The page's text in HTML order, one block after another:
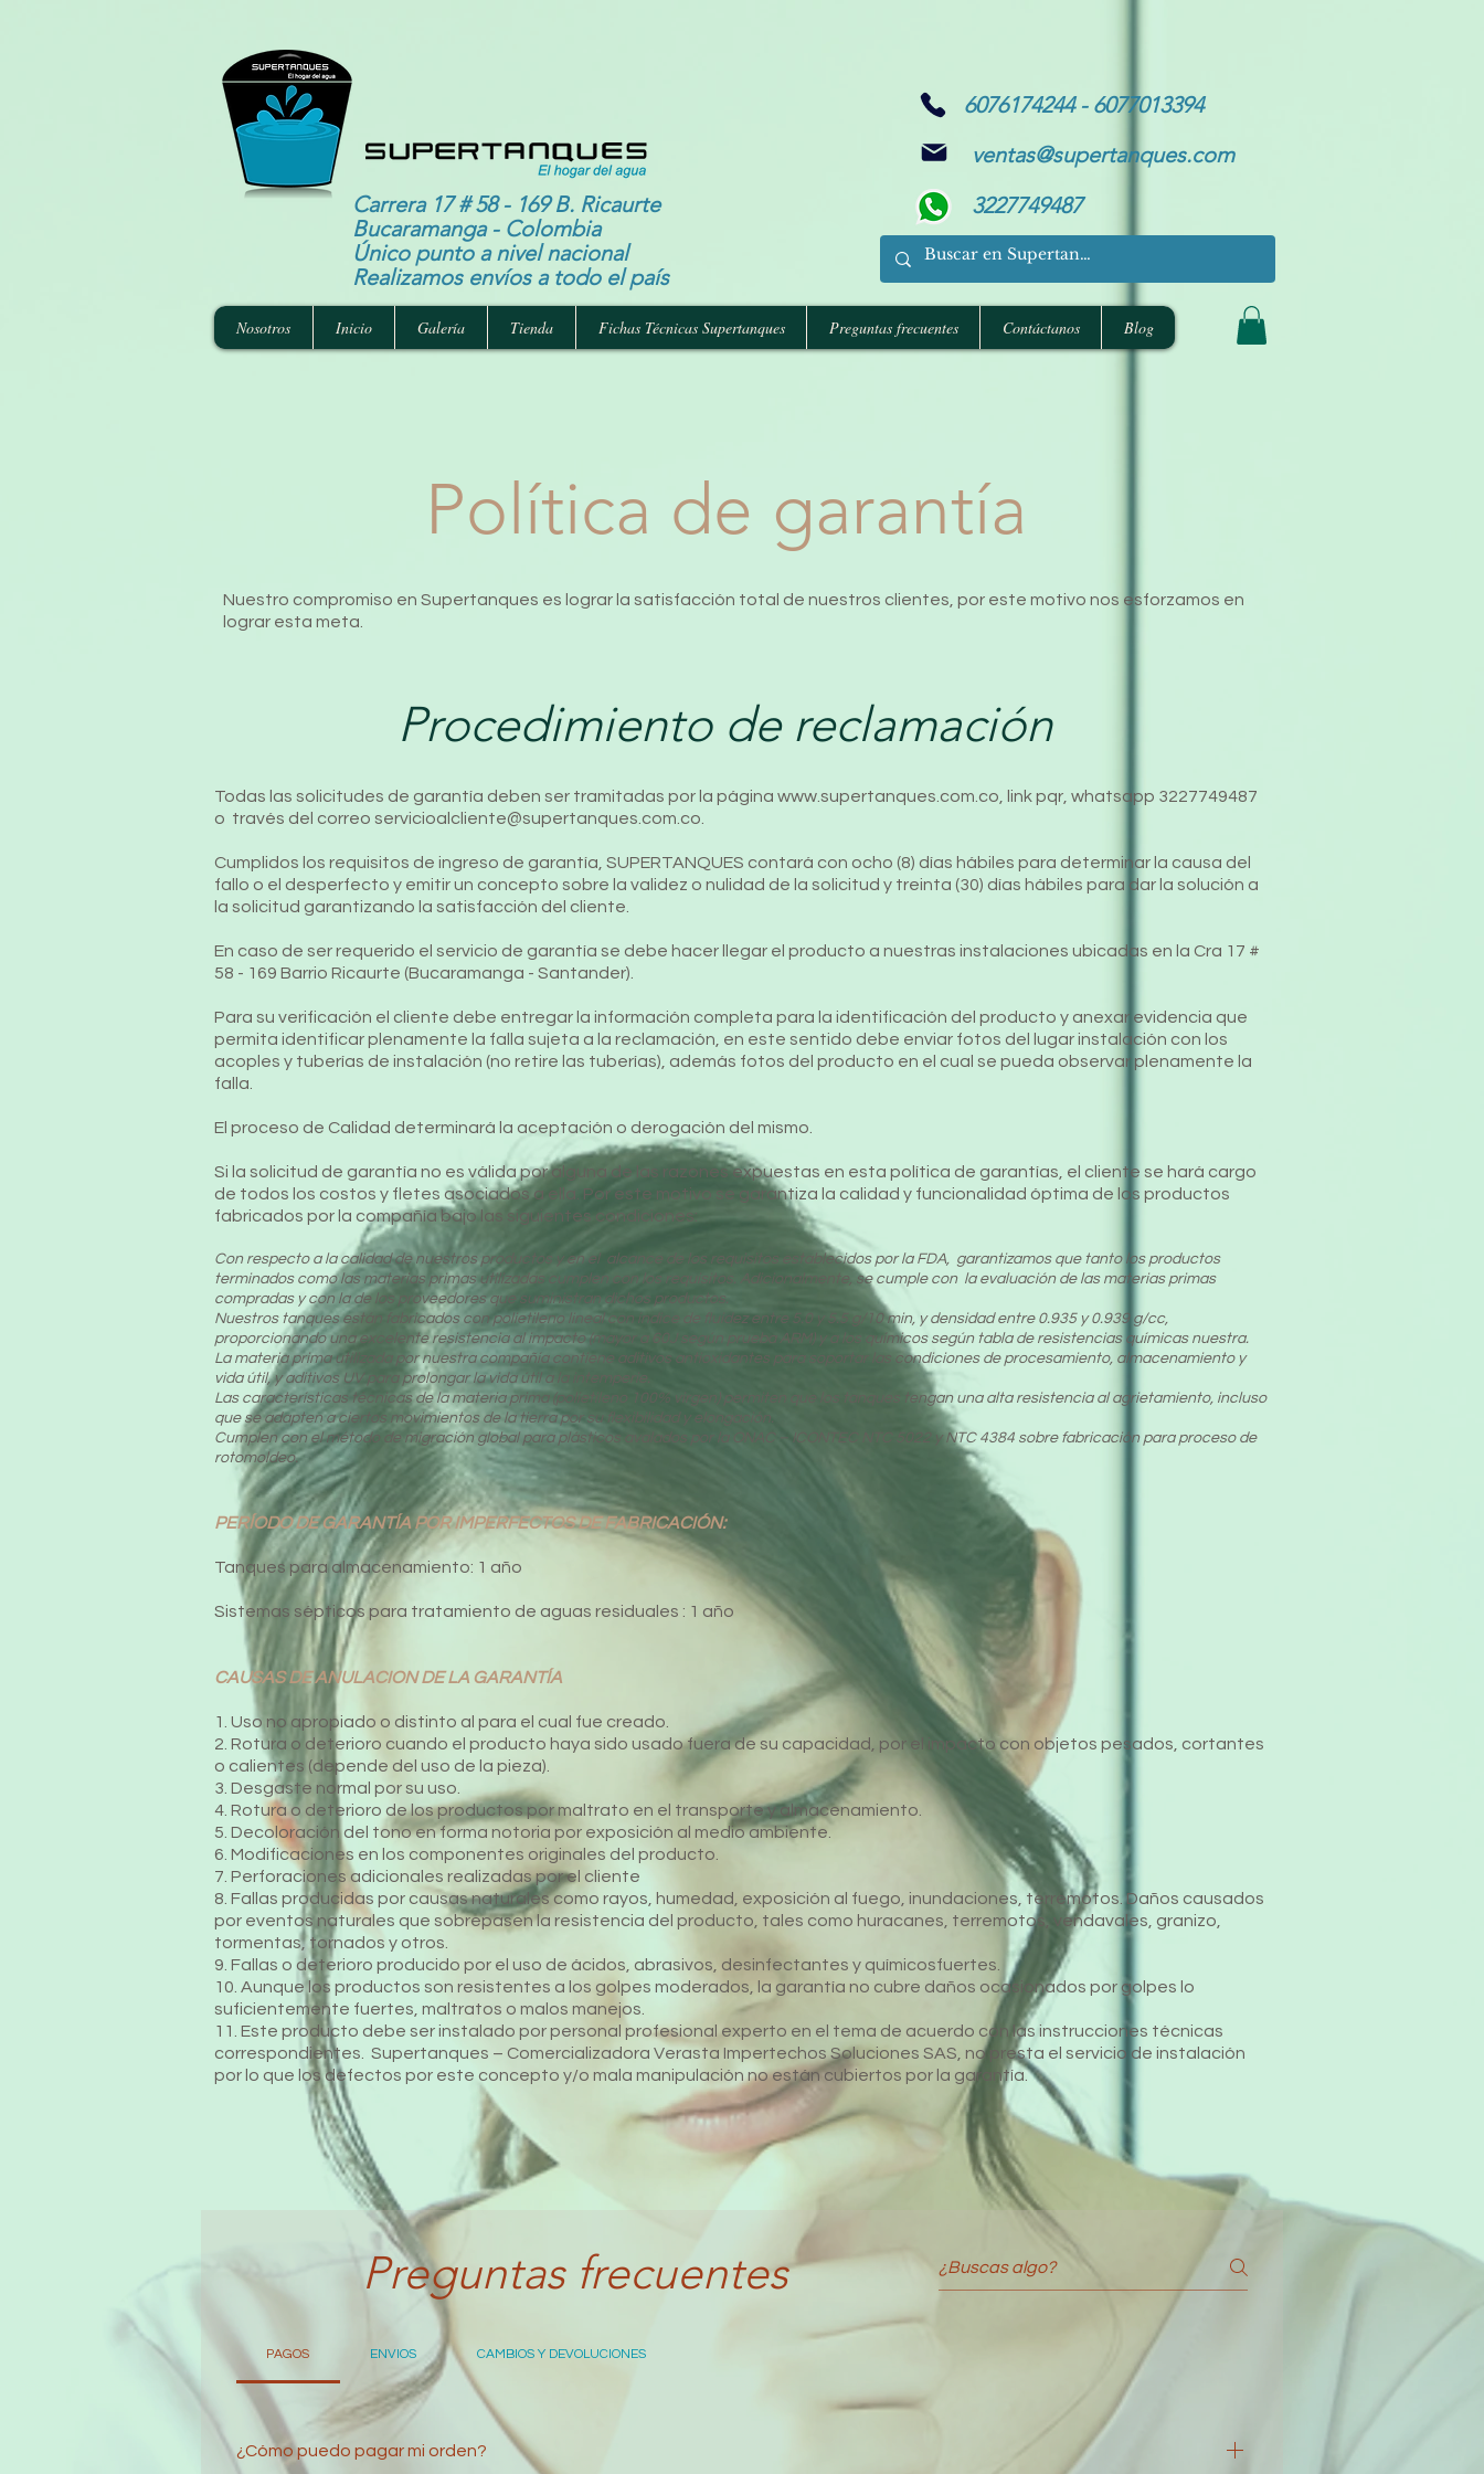
Carrera 17 # 58 - 169 B. Ricaurte
Bucaramanga - Colombia
Único punto a nivel nacional
Realizamos envíos a todo el país
6076174244 - 6077013394
ventas@supertanques.com
3227749487
Nosotros Inicio Galería Tienda Fichas Técnicas Supertanques Preguntas frecuentes Contáctanos Blog
Política de garantía
Nuestro compromiso en Supertanques es lograr la satisfacción total de nuestros clientes, por este motivo nos esforzamos en
lograr esta meta.
Procedimiento de reclamación
Todas las solicitudes de garantía deben ser tramitadas por la página www.supertanques.com.co , link pqr, whatsapp 3227749487
o través del correo servicioalcliente@supertanques.com.co
Cumplidos los requisitos de ingreso de garantía, SUPERTANQUES contará con ocho (8) días hábiles para determinar la causa del
fallo o el desperfecto y emitir un concepto sobre la validez o nulidad de la solicitud y treinta (30) días hábiles para dar la solución a
la solicitud garantizando la satisfacción del cliente.
En caso de ser requerido el servicio de garantía se debe hacer llegar el producto a nuestras instalaciones ubicadas en la Cra 17 #
58 - 169 Barrio Ricaurte (Bucaramanga - Santander).
Para su verificación el cliente debe entregar la información completa para la identificación del producto y anexar evidencia que
permita identificar plenamente la falla sujeta a la reclamación, en este sentido debe enviar fotos del lugar instalación con los
acoples y tuberías de instalación (no retire las tuberías), además fotos del producto en el cual se pueda observar plenamente la
falla.
El proceso de Calidad determinará la aceptación o derogación del mismo.
Si la solicitud de garantía no es válida por alguna de las razones expuestas en esta política de garantías, el cliente se hará cargo
de todos los costos y fletes asociados a ella. Por este motivo se garantiza la calidad y funcionalidad óptima de los productos
fabricados por la compañía bajo las siguientes condiciones:
Con respecto a la calidad de nuestros productos y en el alcance de los requisitos establecidos por la FDA, garantizamos que tanto los productos
terminados como las materias primas utilizadas cumplen con los requisitos. Adicionalmente, se cumple con la evaluación de las materias primas
compradas y con la de los proveedores que suministran dichos productos.
Nuestros tanques están fabricados con polietileno lineal con índice de fluidez entre 5.0 y 5.5 g/10 min, y densidad entre 0.935 y 0.939 g/cc,
proporcionando una excelente resistencia al impacto (mayor a 60J según prueba ARM) y a los químicos según tabla de resistencias químicas nuestra.
La materia prima utilizada por nuestra compañía contiene aditivos antioxidantes para soportar las condiciones de procesamiento, almacenamiento y
vida útil, y aditivos UV para prolongar la vida útil a la intemperie.
Las características técnicas de la materia prima (polietileno 100% virgen) permiten que los tanques tengan una alta resistencia al agrietamiento, incluso
que se adapten a ciertos movimientos de la tierra por su flexibilidad y elongación.
Cumplen con el método de migración global para plásticos avalados por la ONAC – ICONTEC NTC 5022 y NTC 4384 sobre fabricación para proceso de
rotomoldeo.
PERÍODO DE GARANTÍA POR IMPERFECTOS DE FABRICACIÓN:
Tanques para almacenamiento: 1 año
Sistemas sépticos para tratamiento de aguas residuales : 1 año
CAUSAS DE ANULACION DE LA GARANTÍA
1. Uso no apropiado o distinto al para el cual fue creado.
2. Rotura o deterioro cuando el producto haya sido usado fuera de su capacidad, por el impacto con objetos pesados, cortantes
o calientes (depende del uso de la pieza).
3. Desgaste normal por su uso.
4. Rotura o deterioro de los productos por maltrato en el transporte y almacenamiento.
5. Decoloración del tono en forma notoria por exposición al medio ambiente.
6. Modificaciones en los componentes originales del producto.
7. Perforaciones adicionales realizadas por el cliente
8. Fallas producidas por causas naturales como rayos, humedad, exposición al fuego, inundaciones, terremotos. Daños causados
por eventos naturales que sobrepasen la resistencia del producto, tales como huracanes, terremotos, vendavales, granizo,
tormentas, tornados y otros.
9. Fallas o deterioro producido por el uso de ácidos, abrasivos, desinfectantes y químicosfuertes.
10. Aunque los productos son resistentes a los golpes moderados, la garantía no cubre daños ocasionados por golpes lo
suficientemente fuertes, maltratos o malos manejos.
11. Este producto debe ser instalado por personal profesional experto en el tema de acuerdo con las instrucciones técnicas
correspondientes. Supertanques – Comercializadora Verasta Impertechos Soluciones SAS, no presta el servicio de instalación
por lo que los defectos por este concepto y/o mala manipulación no están cubiertos por la garantía.
Preguntas frecuentes
PAGOS ENVIOS CAMBIOS Y DEVOLUCIONES
¿Cómo puedo pagar mi orden?